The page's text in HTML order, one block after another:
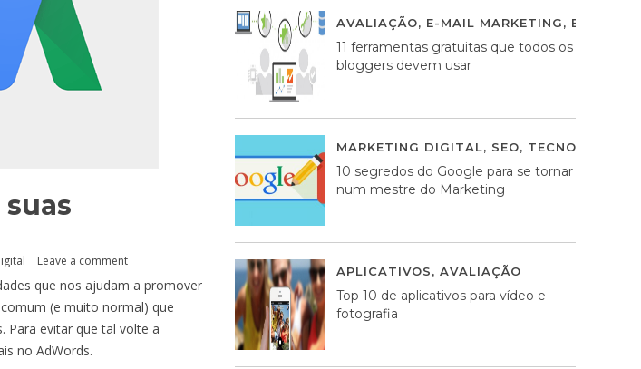
Leave a comment
que nos ajudam a promover
(e muito normal) que
Para evitar que tal volte a
no AdWords.
AVALIAÇÃO, E-MAIL MARKETING,
11 ferramentas gratuitas que todos os
bloggers devem usar
MARKETING DIGITAL, SEO, TECNOLOGIA
10 segredos do Google para se tornar
num mestre do Marketing
APLICATIVOS, AVALIAÇÃO
Top 10 de aplicativos para vídeo e
fotografia